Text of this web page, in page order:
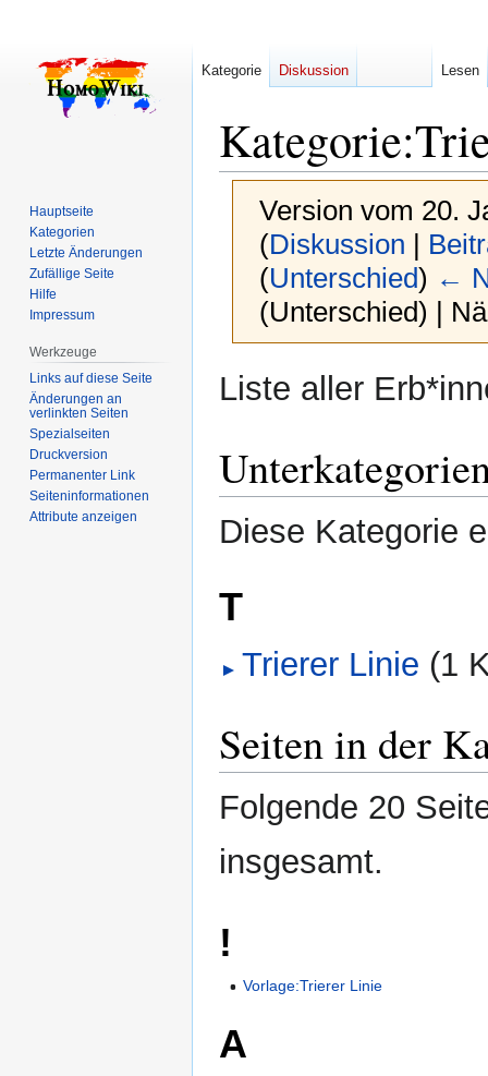
Kategorie:
Version vom 20.
(Diskussion |
(Unterschied) ←
(Unterschied) |
Zur
Navigation
Zur
Suche
Liste aller
Diese Kategorie
T
Trierer Linie (1
Seiten in der
Folgende 20
insgesamt.
!
Vorlage:Trierer Linie
A
Kategorie Diskussion Lesen
Hauptseite
Kategorien
Letzte Änderungen
Zufällige Seite
Hilfe
Impressum
Werkzeuge
Links auf diese Seite
Änderungen an
verlinkten Seiten
Spezialseiten
Druckversion
Permanenter Link
Seiten­­informationen
Attribute anzeigen